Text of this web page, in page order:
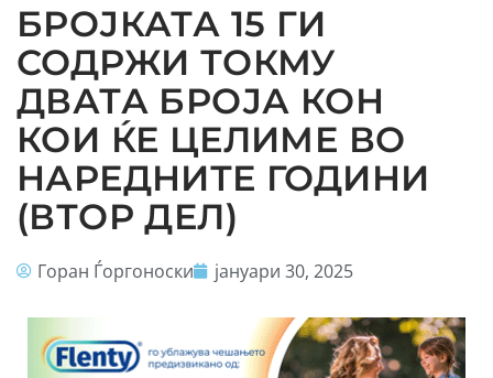
БРОЈКАТА 15 ГИ
СОДРЖИ ТОКМУ
ДВАТА БРОЈА КОН
КОИ ЌЕ ЦЕЛИМЕ ВО
НАРЕДНИТЕ ГОДИНИ
(ВТОР ДЕЛ)
Горан Ѓоргоноски јануари 30, 2025